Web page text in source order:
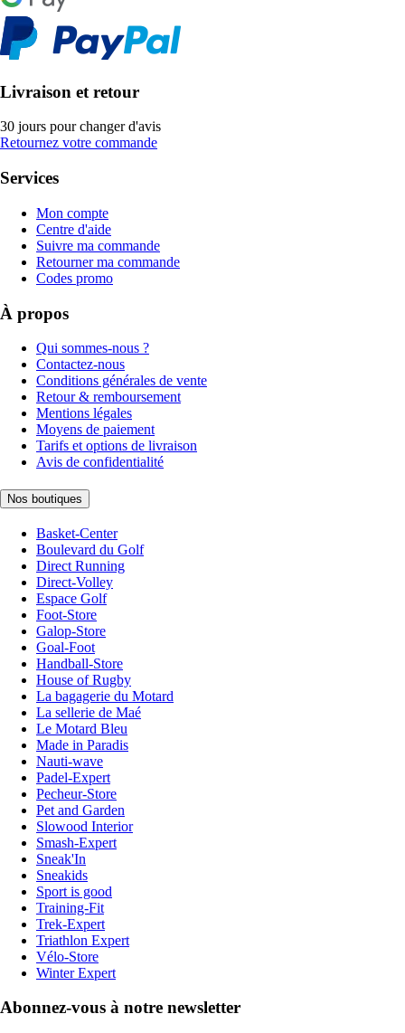
Livraison et retour
30 jours pour changer d'avis
Retournez votre commande
Services
Mon compte
Centre d'aide
Suivre ma commande
Retourner ma commande
Codes promo
À propos
Qui sommes-nous ?
Contactez-nous
Conditions générales de vente
Retour & remboursement
Mentions légales
Moyens de paiement
Tarifs et options de livraison
Avis de confidentialité
Nos boutiques
Basket-Center
Boulevard du Golf
Direct Running
Direct-Volley
Espace Golf
Foot-Store
Galop-Store
Goal-Foot
Handball-Store
House of Rugby
La bagagerie du Motard
La sellerie de Maé
Le Motard Bleu
Made in Paradis
Nauti-wave
Padel-Expert
Pecheur-Store
Pet and Garden
Slowood Interior
Smash-Expert
Sneak'In
Sneakids
Sport is good
Training-Fit
Trek-Expert
Triathlon Expert
Vélo-Store
Winter Expert
Abonnez-vous à notre newsletter